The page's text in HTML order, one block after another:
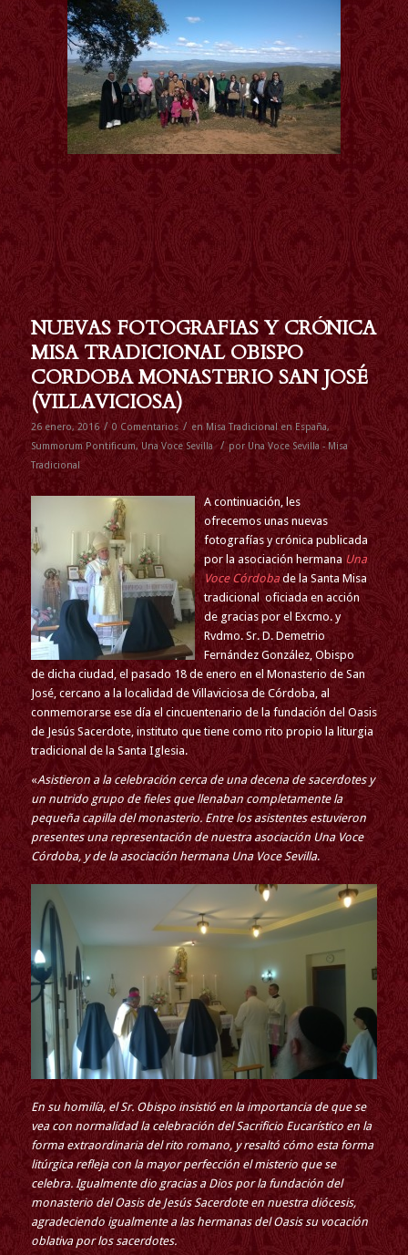
NUEVAS FOTOGRAFIAS Y CRÓNICA
MISA TRADICIONAL OBISPO
CORDOBA MONASTERIO SAN JOSÉ
(VILLAVICIOSA)
26 enero, 2016 / 0 Comentarios / en Misa Tradicional en España,
Summorum Pontificum, Una Voce Sevilla / por Una Voce Sevilla - Misa
Tradicional
A continuación, les
ofrecemos unas nuevas
fotografías y crónica publicada
por la asociación hermana Una
Voce Córdoba de la Santa Misa
tradicional oficiada en acción
de gracias por el Excmo. y
Rvdmo. Sr. D. Demetrio
Fernández González, Obispo
de dicha ciudad, el pasado 18 de enero en el Monasterio de San
José, cercano a la localidad de Villaviciosa de Córdoba, al
conmemorarse ese día el cincuentenario de la fundación del Oasis
de Jesús Sacerdote, instituto que tiene como rito propio la liturgia
tradicional de la Santa Iglesia.
«Asistieron a la celebración cerca de una decena de sacerdotes y
un nutrido grupo de fieles que llenaban completamente la
pequeña capilla del monasterio. Entre los asistentes estuvieron
presentes una representación de nuestra asociación Una Voce
Córdoba, y de la asociación hermana Una Voce Sevilla.
En su homilía, el Sr. Obispo insistió en la importancia de que se
vea con normalidad la celebración del Sacrificio Eucarístico en la
forma extraordinaria del rito romano, y resaltó cómo esta forma
litúrgica refleja con la mayor perfección el misterio que se
celebra. Igualmente dio gracias a Dios por la fundación del
monasterio del Oasis de Jesús Sacerdote en nuestra diócesis,
agradeciendo igualmente a las hermanas del Oasis su vocación
oblativa por los sacerdotes.